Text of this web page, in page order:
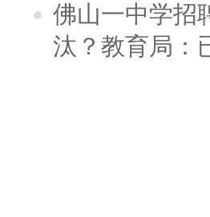
佛山一中学招
汰？教育局：